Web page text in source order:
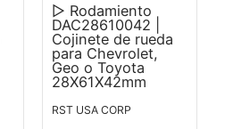
▷ Rodamiento
DAC28610042 |
Cojinete de rueda
para Chevrolet,
Geo o Toyota
28X61X42mm
RST USA CORP